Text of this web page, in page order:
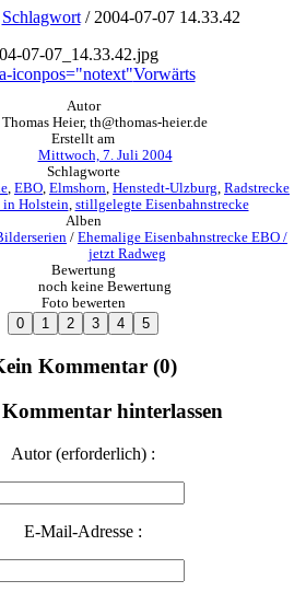
Schlagwort / 2004-07-07 14.33.42
iconpos="notext"Vorwärts
Autor
Thomas Heier, th@thomas-heier.de
Erstellt am
Mittwoch, 7. Juli 2004
Schlagworte
EBO Elmshorn Henstedt-Ulzburg Radstrecke
in Holstein stillgelegte Eisenbahnstrecke
Alben
/ Ehemalige Eisenbahnstrecke EBO /
jetzt Radweg
Bewertung
noch keine Bewertung
Foto bewerten
Kommentar (0)
hinterlassen
Autor (erforderlich) :
E-Mail-Adresse :